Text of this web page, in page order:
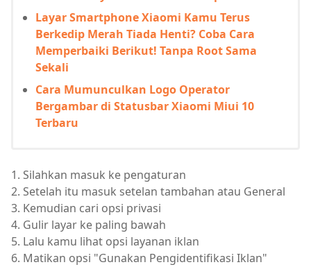
Layar Smartphone Xiaomi Kamu Terus
Berkedip Merah Tiada Henti? Coba Cara
Memperbaiki Berikut! Tanpa Root Sama
Sekali
Cara Mumunculkan Logo Operator
Bergambar di Statusbar Xiaomi Miui 10
Terbaru
1. Silahkan masuk ke pengaturan
2. Setelah itu masuk setelan tambahan atau General
3. Kemudian cari opsi privasi
4. Gulir layar ke paling bawah
5. Lalu kamu lihat opsi layanan iklan
6. Matikan opsi "Gunakan Pengidentifikasi Iklan"